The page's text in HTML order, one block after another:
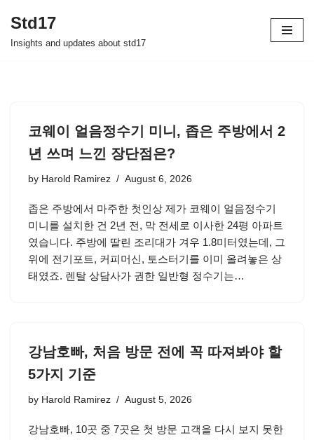
Skip
Std17
Insights and updates about std17
코웨이 얼음정수기 미니, 좁은 주방에서 2
년 쓰며 느낀 장단점은?
by Harold Ramirez August 6, 2026
좁은 주방에서 마주한 첫인상 제가 코웨이 얼음정수기
미니를 설치한 건 2년 전, 막 전세로 이사한 24평 아파트
였습니다. 주방에 딸린 조리대가 겨우 1.8미터였는데, 그
위에 전기포트, 커피머신, 토스터기를 이미 올려놓은 상
태였죠. 렌탈 상담사가 권한 일반형 정수기는…
강남호빠, 처음 방문 전에 꼭 따져봐야 할
5가지 기준
by Harold Ramirez August 5, 2026
강남호빠, 10곳 중 7곳은 첫 방문 고객을 다시 보지 못한